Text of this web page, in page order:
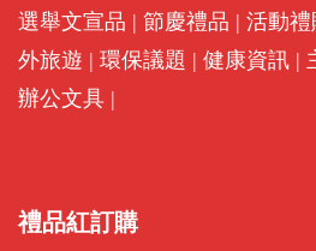
選舉文宣品 | 節慶禮品 | 活動禮
外旅遊 | 環保議題 | 健康資訊 |
辦公文具 |
禮品紅訂購